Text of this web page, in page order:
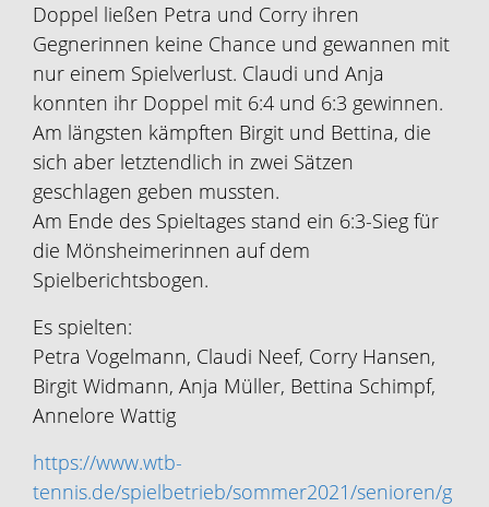
Doppel ließen Petra und Corry ihren
Gegnerinnen keine Chance und gewannen mit
nur einem Spielverlust. Claudi und Anja
konnten ihr Doppel mit 6:4 und 6:3 gewinnen.
Am längsten kämpften Birgit und Bettina, die
sich aber letztendlich in zwei Sätzen
geschlagen geben mussten.
Am Ende des Spieltages stand ein 6:3-Sieg für
die Mönsheimerinnen auf dem
Spielberichtsbogen.
Es spielten:
Petra Vogelmann, Claudi Neef, Corry Hansen,
Birgit Widmann, Anja Müller, Bettina Schimpf,
Annelore Wattig
https://www.wtb-
tennis.de/spielbetrieb/sommer2021/senioren/g